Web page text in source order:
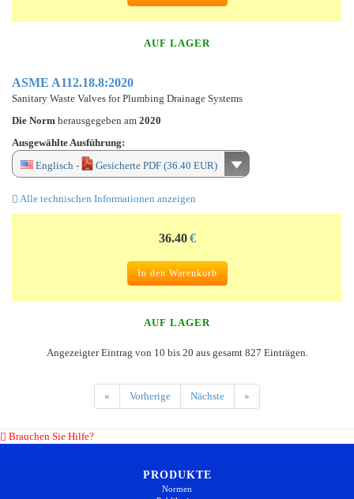
AUF LAGER
ASME A112.18.8:2020
Sanitary Waste Valves for Plumbing Drainage Systems
Die Norm herausgegeben am 2020
Ausgewählte Ausführung:
Englisch -
Gesicherte PDF (36.40 EUR)
Alle technischen Informationen anzeigen
36.40 €
In den Warenkorb
AUF LAGER
Angezeigter Eintrag von 10 bis 20 aus gesamt 827 Einträgen.
« Vorherige Nächste »
Brauchen Sie Hilfe?
PRODUKTE
Normen